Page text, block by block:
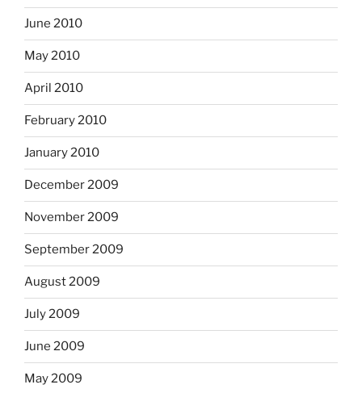
June 2010
May 2010
April 2010
February 2010
January 2010
December 2009
November 2009
September 2009
August 2009
July 2009
June 2009
May 2009